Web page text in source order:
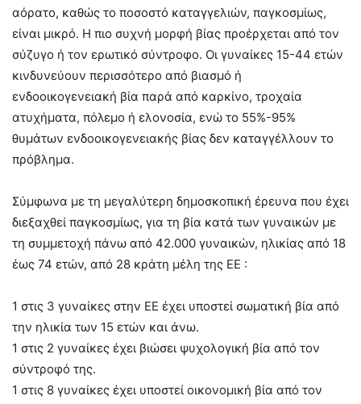
αόρατο, καθώς το ποσοστό καταγγελιών, παγκοσμίως,
είναι μικρό. Η πιο συχνή μορφή βίας προέρχεται από τον
σύζυγο ή τον ερωτικό σύντροφο. Οι γυναίκες 15-44 ετών
κινδυνεύουν περισσότερο από βιασμό ή
ενδοοικογενειακή βία παρά από καρκίνο, τροχαία
ατυχήματα, πόλεμο ή ελονοσία, ενώ το 55%-95%
θυμάτων ενδοοικογενειακής βίας δεν καταγγέλλουν το
πρόβλημα.
Σύμφωνα με τη μεγαλύτερη δημοσκοπική έρευνα που έχει
διεξαχθεί παγκοσμίως, για τη βία κατά των γυναικών με
τη συμμετοχή πάνω από 42.000 γυναικών, ηλικίας από 18
έως 74 ετών, από 28 κράτη μέλη της ΕΕ :
1 στις 3 γυναίκες στην ΕΕ έχει υποστεί σωματική βία από
την ηλικία των 15 ετών και άνω.
1 στις 2 γυναίκες έχει βιώσει ψυχολογική βία από τον
σύντροφό της.
1 στις 8 γυναίκες έχει υποστεί οικονομική βία από τον